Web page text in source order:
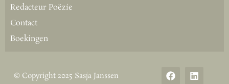
Redacteur Poëzie
Contact
Boekingen
© Copyright 2025 Sasja Janssen